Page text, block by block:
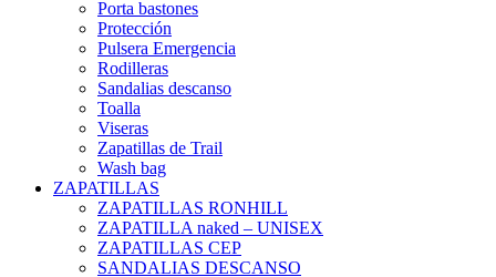
Porta bastones
Protección
Pulsera Emergencia
Rodilleras
Sandalias descanso
Toalla
Viseras
Zapatillas de Trail
Wash bag
ZAPATILLAS
ZAPATILLAS RONHILL
ZAPATILLA naked – UNISEX
ZAPATILLAS CEP
SANDALIAS DESCANSO